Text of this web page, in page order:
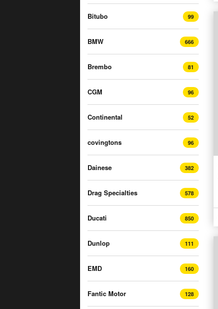
Bitubo 99
BMW 666
Brembo 81
CGM 96
Continental 52
covingtons 96
Dainese 382
Drag Specialties 578
Ducati 850
Dunlop 111
EMD 160
Fantic Motor 128